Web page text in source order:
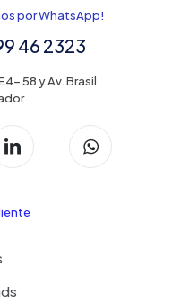
por WhatsApp!
46 2323
58 y Av. Brasil